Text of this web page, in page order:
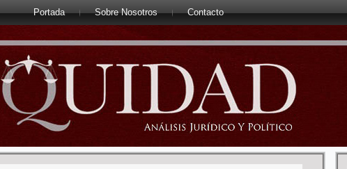
Portada Sobre Nosotros Contacto